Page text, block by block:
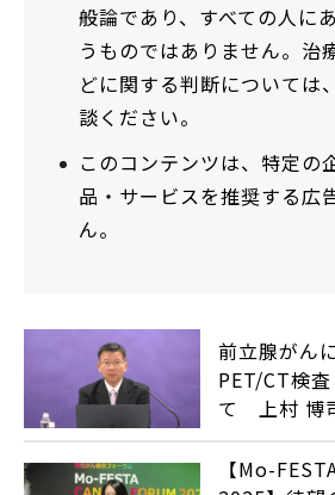
般論であり、すべての人に
うものではありません。治
どに関する判断については
談ください。
このコンテンツは、特定の
品・サービスを推奨する広
ん。
前立腺がん
PET/CT検
て 上村 博
【Mo-